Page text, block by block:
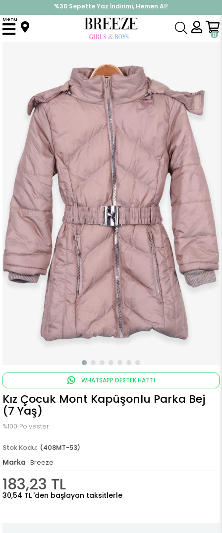
%30 Sepette Yaz İndirimi, Hemen Al!
İndirimlere ek %10 İndirimi Kap, Hemen Üye Ol!
0
Menu
Anasayfa Üst Giyim Mont
WHATSAPP DESTEK HATTI
Kız Çocuk Mont Kapüşonlu Parka Bej
(7 Yaş)
%100 Polyester
(408MT-53)
Marka : Breeze
183,23 TL
30,54 TL 'den başlayan taksitlerle